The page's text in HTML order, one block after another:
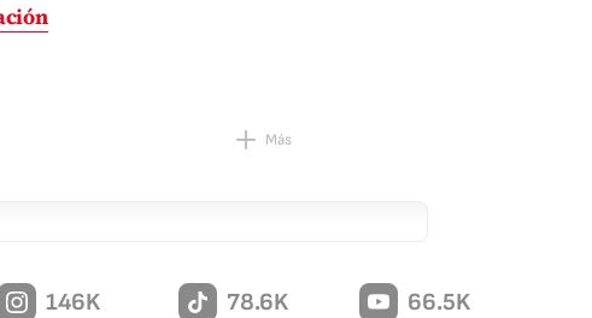
Más
146K 78.6K 66.5K